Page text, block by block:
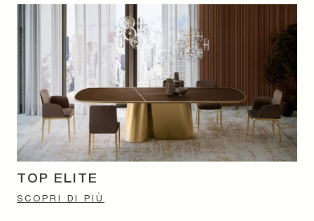
TOP ELITE
SCOPRI DI PIÙ